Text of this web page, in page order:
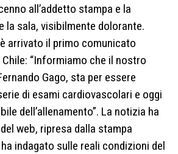
all’addetto stampa e la
la sala, visibilmente dolorante.
arrivato il primo comunicato
Chile: “Informiamo che il nostro
Gago, sta per essere
di esami cardiovascolari e oggi
dell’allenamento”. La notizia ha
web, ripresa dalla stampa
indagato sulle reali condizioni del